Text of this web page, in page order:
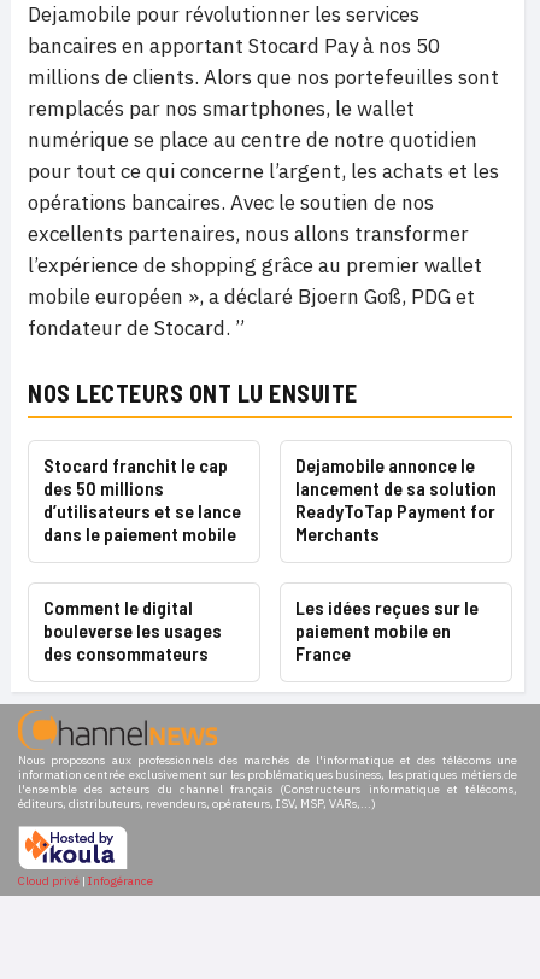
Dejamobile pour révolutionner les services
bancaires en apportant Stocard Pay à nos 50
millions de clients. Alors que nos portefeuilles sont
remplacés par nos smartphones, le wallet
numérique se place au centre de notre quotidien
pour tout ce qui concerne l’argent, les achats et les
opérations bancaires. Avec le soutien de nos
excellents partenaires, nous allons transformer
l’expérience de shopping grâce au premier wallet
mobile européen », a déclaré Bjoern Goß, PDG et
fondateur de Stocard. ”
NOS LECTEURS ONT LU ENSUITE
Stocard franchit le cap
des 50 millions
d’utilisateurs et se lance
dans le paiement mobile
Dejamobile annonce le
lancement de sa solution
ReadyToTap Payment for
Merchants
Comment le digital
bouleverse les usages
des consommateurs
Les idées reçues sur le
paiement mobile en
France
Nous proposons aux professionnels des marchés de l'informatique et des télécoms une
information centrée exclusivement sur les problématiques business, les pratiques métiers de
l'ensemble des acteurs du channel français (Constructeurs informatique et télécoms,
éditeurs, distributeurs, revendeurs, opérateurs, ISV, MSP, VARs,...)
Cloud privé | Infogérance